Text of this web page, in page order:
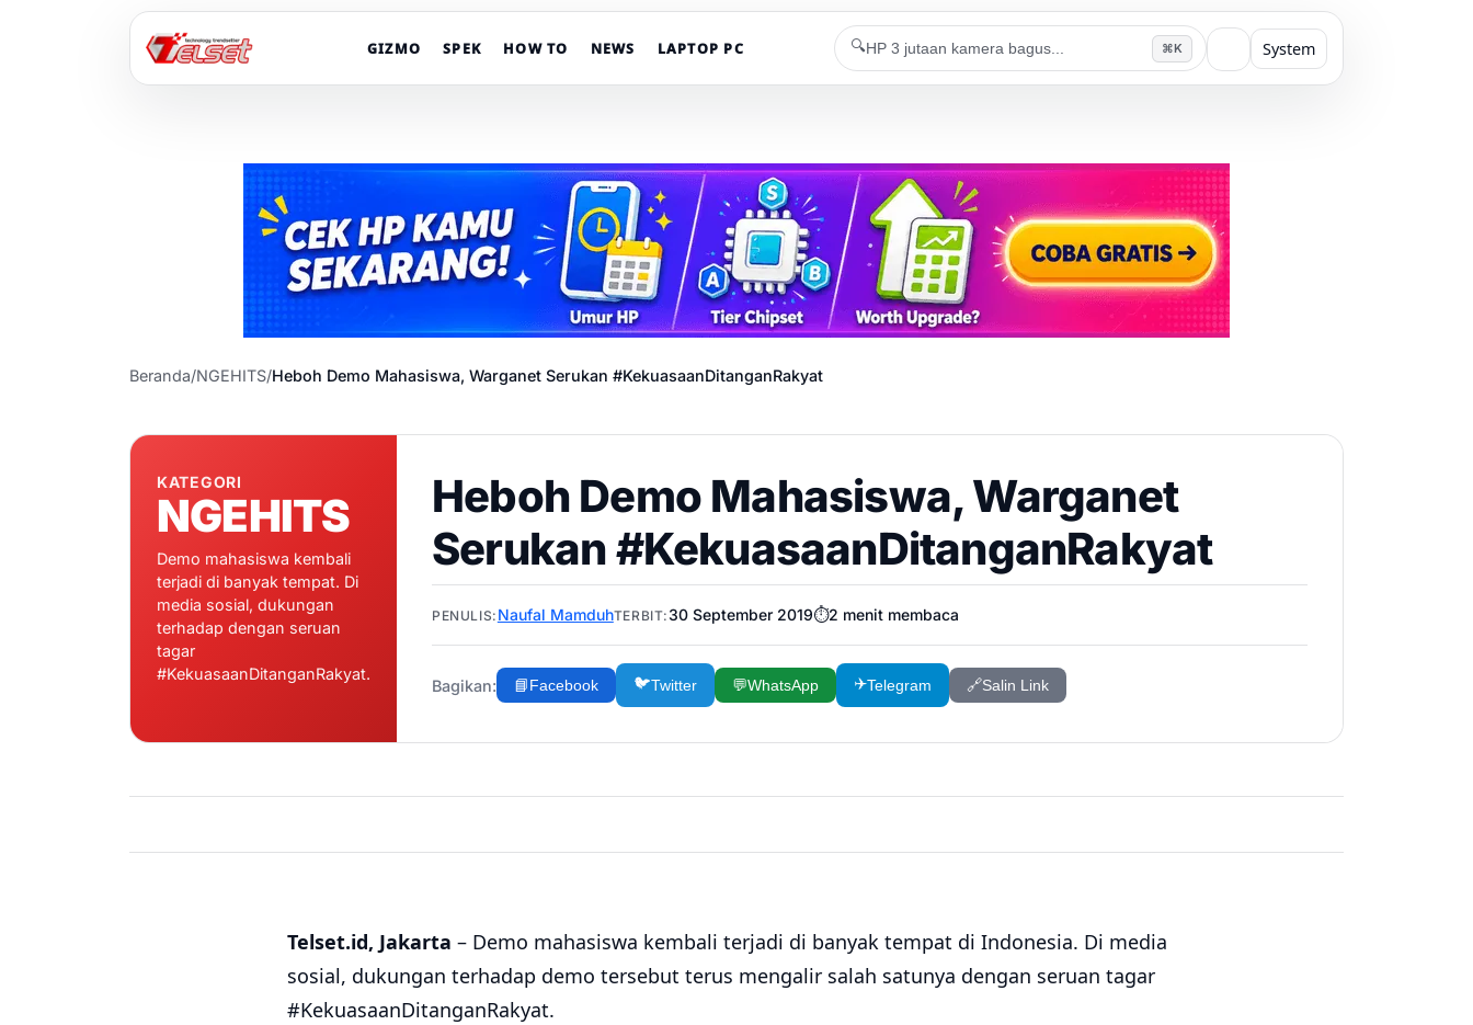
GIZMO SPEK HOW TO NEWS LAPTOP PC 🔍 ⌘K System
Beranda/NGEHITS/Heboh Demo Mahasiswa, Warganet Serukan #KekuasaanDitanganRakyat
KATEGORI
NGEHITS
Demo mahasiswa kembali
terjadi di banyak tempat. Di
media sosial, dukungan
terhadap dengan seruan
tagar
#KekuasaanDitanganRakyat.
Heboh Demo Mahasiswa, Warganet
Serukan #KekuasaanDitanganRakyat
PENULIS: Naufal MamduhTERBIT: 30 September 2019⏱️2 menit membaca
Bagikan: 📘Facebook 🐦Twitter 💬WhatsApp ✈️Telegram 🔗Salin Link
Telset.id, Jakarta – Demo mahasiswa kembali terjadi di banyak tempat di Indonesia. Di media
sosial, dukungan terhadap demo tersebut terus mengalir salah satunya dengan seruan tagar
#KekuasaanDitanganRakyat.